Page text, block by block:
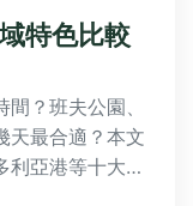
特色比較
？班夫公園、
天最合適？本文
利亞港等十大熱